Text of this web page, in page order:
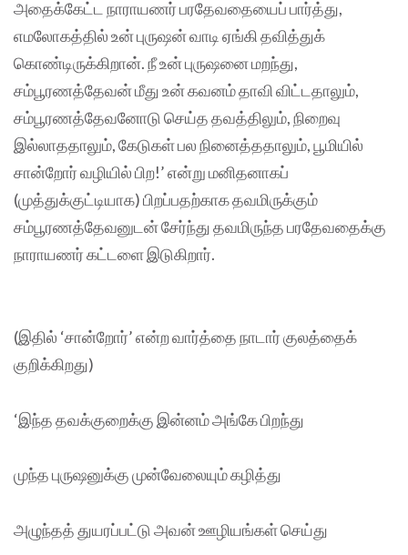
அதைக்கேட்ட நாராயணர் பரதேவதையைப் பார்த்து,
எமலோகத்தில் உன் புருஷன் வாடி ஏங்கி தவித்துக்
கொண்டிருக்கிறான். நீ உன் புருஷனை மறந்து,
சம்பூரணத்தேவன் மீது உன் கவனம் தாவி விட்டதாலும்,
சம்பூரணத்தேவனோடு செய்த தவத்திலும், நிறைவு
இல்லாததாலும், கேடுகள் பல நினைத்ததாலும், பூமியில்
சான்றோர் வழியில் பிற!’ என்று மனிதனாகப்
(முத்துக்குட்டியாக) பிறப்பதற்காக தவமிருக்கும்
சம்பூரணத்தேவனுடன் சேர்ந்து தவமிருந்த பரதேவதைக்கு
நாராயணர் கட்டளை இடுகிறார்.
(இதில் ‘சான்றோர்’ என்ற வார்த்தை நாடார் குலத்தைக்
குறிக்கிறது)
‘இந்த தவக்குறைக்கு இன்னம் அங்கே பிறந்து
முந்த புருஷனுக்கு முன்வேலையும் கழித்து
அழுந்தத் துயரப்பட்டு அவன் ஊழியங்கள் செய்து